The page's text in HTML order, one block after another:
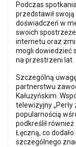
Podczas
przedstawił
doświadczeń w
swoich
internetu oraz
mogli dowiedzieć
na przestrzeni lat.
Szczególną
partnerstwu
Kałużyńskim.
telewizyjny „Perły
popularnością
podkreślił
Łęczną, co
szczególnego